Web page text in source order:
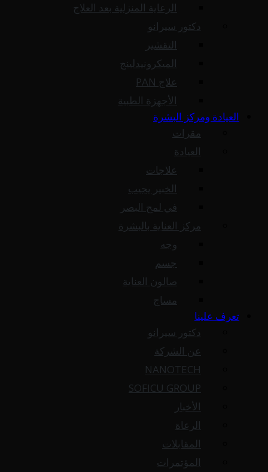
الرعاية المنزلية بعد العلاج
دكتور سيرانو
التقشير
الميكرونيدلينج
علاج PAN
الأجهزة الطبية
العيادة ومركز البشرة
مقرات
العيادة
علاجات
الخبير يجيب
في لمح البصر
مركز العناية بالبشرة
وجه
جسم
صالون العناية
مساج
تعرف علينا
دكتور سيرانو
عن الشركة
NANOTECH
SOFICU GROUP
الأخبار
الرعاة
المقابلات
المؤتمرات